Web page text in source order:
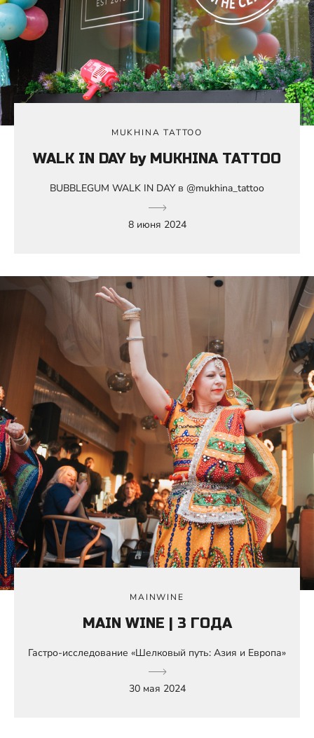
MUKHINA TATTOO
WALK IN DAY by MUKHINA TATTOO
BUBBLEGUM WALK IN DAY в @mukhina_tattoo
8 июня 2024
MAINWINE
MAIN WINE | 3 ГОДА
Гастро-исследование «Шелковый путь: Азия и Европа»
30 мая 2024